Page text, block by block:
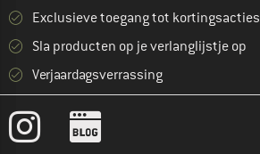
Exclusieve toegang tot kortingsacties
Sla producten op je verlanglijstje op
Verjaardagsverrassing